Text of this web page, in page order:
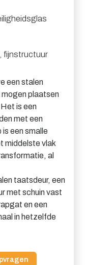
fijnstructuur
een stalen
plaatsen
is een
met een
is een smalle
middelste vlak
al
taatsdeur, een
met schuin vast
en een
in hetzelfde